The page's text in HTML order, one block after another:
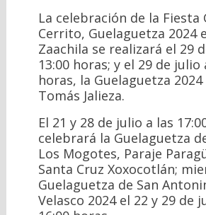
La celebración de la Fiesta
Cerrito, Guelaguetza 2024
Zaachila se realizará el 29
13:00 horas; y el 29 de julio
horas, la Guelaguetza
Tomás Jalieza.
El 21 y 28 de julio a las
celebrará la Guelaguetza
Los Mogotes, Paraje
Santa Cruz Xoxocotlán;
Guelaguetza de San
Velasco 2024 el 22 y 29 de